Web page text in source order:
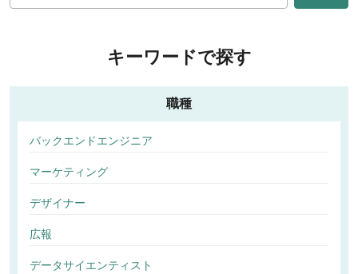
キーワードで探す
職種
バックエンドエンジニア
マーケティング
デザイナー
広報
データサイエンティスト